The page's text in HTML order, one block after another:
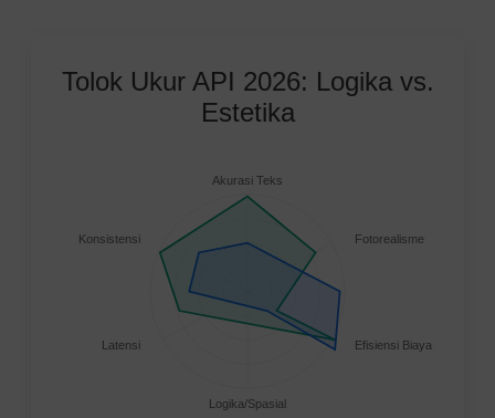
Tolok Ukur API 2026: Logika vs.
Estetika
Akurasi Teks
Fotorealisme
Efisiensi Biaya
Logika/Spasial
Latensi
Konsistensi